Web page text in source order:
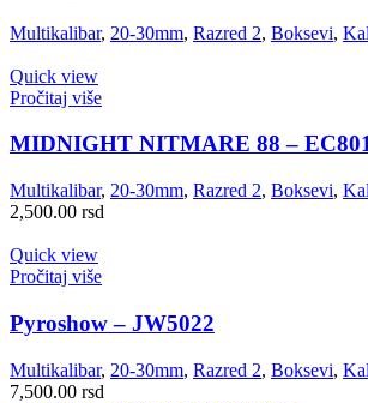
Multikalibar, 20-30mm, Razred 2, Boksevi,
Quick view
Pročitaj više
MIDNIGHT NITMARE 88 –
Multikalibar, 20-30mm, Razred 2, Boksevi,
2,500.00 rsd
Quick view
Pročitaj više
Pyroshow – JW5022
Multikalibar, 20-30mm, Razred 2, Boksevi,
7,500.00 rsd